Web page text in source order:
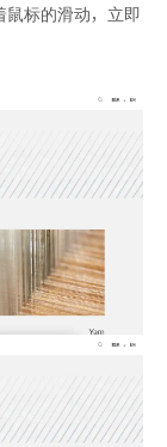
鼠标的滑动，立即